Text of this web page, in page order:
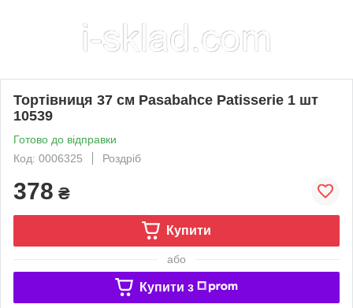
Тортівниця 37 см Pasabahce Patisserie 1 шт
10539
Готово до відправки
Код: 0006325
Роздріб
378 ₴
Купити
або
Купити з